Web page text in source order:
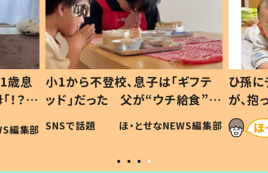
歳息
？」
編集部
小1から不登校、息子は「ギフテ
ッド」だった 父が“ウチ給食”を
作り続ける理由とは #令和の親
#令和の子
SNSで話題 ほ・とせなNEWS編集部
ひ孫
が、
「涙が
い」